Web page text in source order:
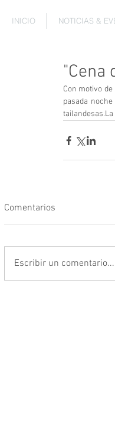
INICIO NOTICIAS &
"Cena
Con motivo
pasada
tailandesas.La
Comentarios
Escribir un comentario...